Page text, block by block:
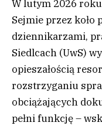
W lutym 2026
Sejmie przez koło
dziennikarzami,
Siedlcach (UwS)
opieszałością
rozstrzyganiu
obciążających
pełni funkcję –